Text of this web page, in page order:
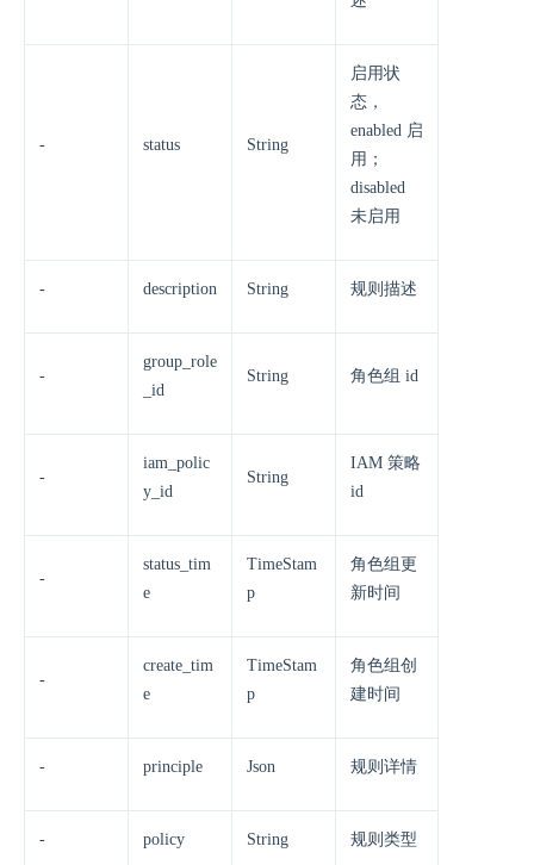
- status String
启用状
态，
enabled 启
用；
disabled
未启用
- description String 规则描述
-
group_role
_id
String 角色组 id
-
iam_polic
y_id
String
IAM 策略
id
-
status_tim
e
TimeStam
p
角色组更
新时间
-
create_tim
e
TimeStam
p
角色组创
建时间
- principle Json 规则详情
- policy String 规则类型